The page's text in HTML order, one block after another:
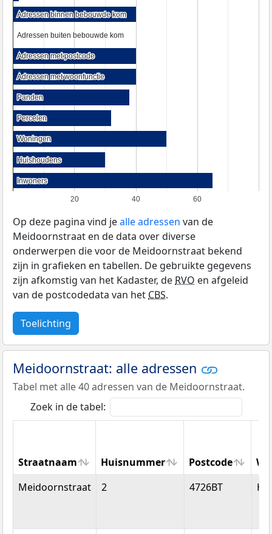
20 40 60
Adressen binnen bebouwde kom
Adressen binnen bebouwde kom
Adressen buiten bebouwde kom
Adressen buiten bebouwde kom
Adressen met postcode
Adressen met postcode
Adressen met woonfunctie
Adressen met woonfunctie
Panden
Panden
Percelen
Percelen
Woningen
Woningen
Huishoudens
Huishoudens
Inwoners
Inwoners
Op deze pagina vind jealle adressen van de
Meidoornstraat en de data over diverse
onderwerpen die voor de Meidoornstraat bekend
zijn in grafieken en tabellen. De gebruikte gegevens
zijn afkomstig van het Kadaster, de RVO en afgeleid
van de postcodedata van het CBS.
Toelichting
Meidoornstraat: alle adressen
Tabel met alle 40 adressen van de Meidoornstraat.
Zoek in de tabel:
Straatnaam Huisnummer Postcode
Straatnaam
Huisnummer Postcode
Meidoornstraat 2 4726BT